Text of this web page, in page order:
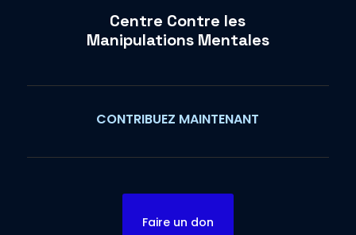
Centre Contre les
Manipulations Mentales
CONTRIBUEZ MAINTENANT
Faire un don